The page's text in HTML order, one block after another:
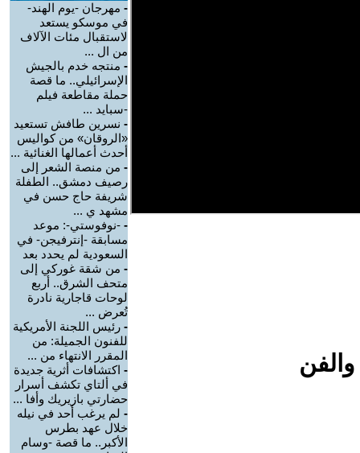
- مهرجان -يوم الهند-
في موسكو يستعد
لاستقبال مئات الآلاف
من ال ...
- منتجه خدم بالجيش
الإسرائيلي.. ما قصة
حملة مقاطعة فيلم
-سبايد ...
- نسرين طافش تستعيد
«الروقان» من كواليس
أحدث أعمالها الغنائية ...
- من منصة الشعر إلى
رصيف دمشق.. الطفلة
شريفة حاج حسن في
مشهد ي ...
- -نوفوستي-: موعد
مسابقة -إنترفيجن- في
السعودية لم يحدد بعد
- من شقة غوركي إلى
متحف الشرق.. أربع
لوحات قاجارية نادرة
تُعرض ...
- رئيس اللجنة الأمريكية
للفنون الجميلة: من
المقرر الانتهاء من ...
- اكتشافات أثرية جديدة
في ألتاي تكشف أسرار
حضارتي بازيريك وأفا ...
- لم يرغب أحد في نيله
خلال عهد بطرس
الأكبر.. ما قصة -وسام